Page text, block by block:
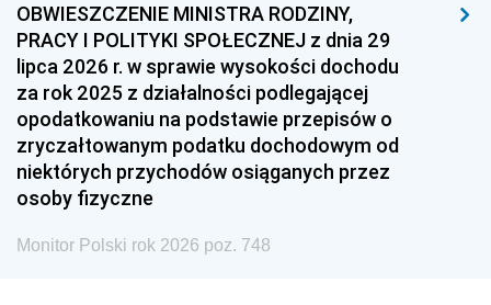
OBWIESZCZENIE MINISTRA RODZINY,
PRACY I POLITYKI SPOŁECZNEJ z dnia 29
lipca 2026 r. w sprawie wysokości dochodu
za rok 2025 z działalności podlegającej
opodatkowaniu na podstawie przepisów o
zryczałtowanym podatku dochodowym od
niektórych przychodów osiąganych przez
osoby fizyczne
Monitor Polski rok 2026 poz. 748